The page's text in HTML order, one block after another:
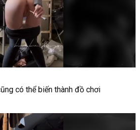
có thể biến thành đồ chơi